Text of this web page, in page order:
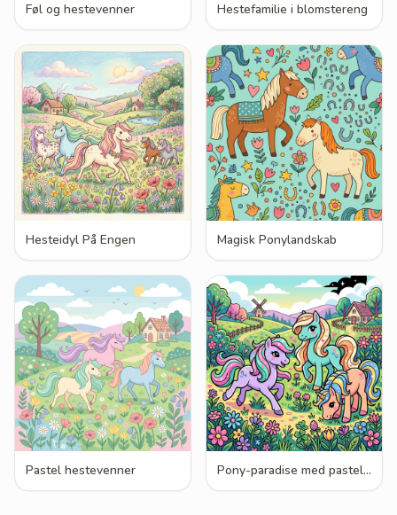
Føl og hestevenner Hestefamilie i blomstereng
Hesteidyl På Engen Magisk Ponylandskab
Pastel hestevenner Pony-paradise med pasteller